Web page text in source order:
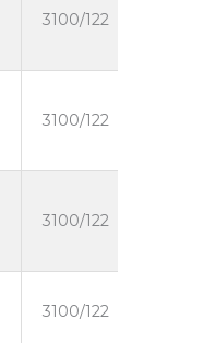
3100/122
3100/122
3100/122
3100/122